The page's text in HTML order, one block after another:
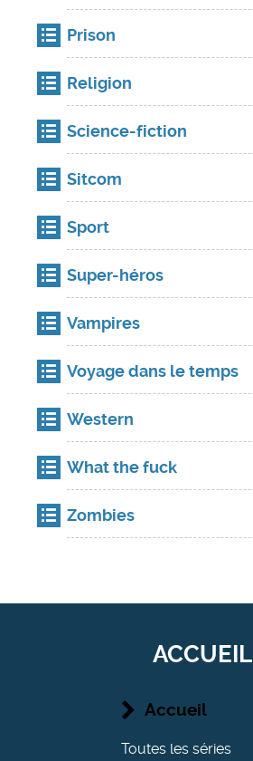
Prison
Religion
Science-fiction
Sitcom
Sport
Super-héros
Vampires
Voyage dans le temps
Western
What the fuck
Zombies
ACCUEIL
Accueil
Toutes les séries